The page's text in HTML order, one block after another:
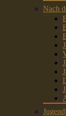
Nach